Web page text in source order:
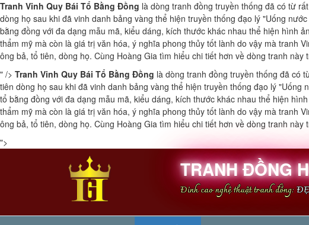
Tranh Vinh Quy Bái Tổ Bằng Đồng là dòng tranh đồng truyền thống đã có từ
dòng họ sau khi đã vinh danh bảng vàng thể hiện truyền thống đạo lý "Uống
bằng đồng với đa dạng mẫu mã, kiểu dáng, kích thước khác nhau thể hiện hình
thẩm mỹ mà còn là giá trị văn hóa, ý nghĩa phong thủy tốt lành do vậy mà tranh
ông bả, tổ tiên, dòng họ. Cùng Hoàng Gia tìm hiểu chi tiết hơn về dòng tranh
" /> Tranh Vinh Quy Bái Tổ Bằng Đồng là dòng tranh đồng truyền thống đã có
tiên dòng họ sau khi đã vinh danh bảng vàng thể hiện truyền thống đạo lý
tổ bằng đồng với đa dạng mẫu mã, kiểu dáng, kích thước khác nhau thể hiện
thẩm mỹ mà còn là giá trị văn hóa, ý nghĩa phong thủy tốt lành do vậy mà tranh
ông bả, tổ tiên, dòng họ. Cùng Hoàng Gia tìm hiểu chi tiết hơn về dòng tranh
">
TRANH ĐỒNG
Đỉnh cao nghệ thuật tranh đồng: